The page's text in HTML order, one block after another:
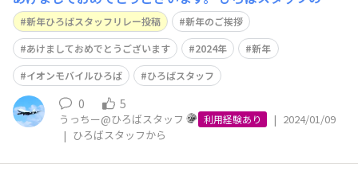
っちーです。 はじめに、１月１日に発生した能登半島地
震と津波により、被災されたみなさまに心からお見舞い申
し上げます。 現在も被災地では多くの方が不安な時を過
ごされていることと存じます。み
新年ひろばスタッフリレー投稿
新年のご挨拶
あけましておめでとうございます
2024年
新年
イオンモバイルひろば
ひろばスタッフ
0 5
うっちー@ひろばスタッフ 利用経験あり | 2024/01/09
| ひろばスタッフから